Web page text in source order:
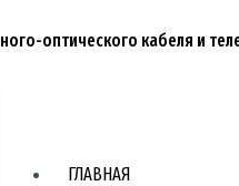
оптического кабеля и
ГЛАВНАЯ